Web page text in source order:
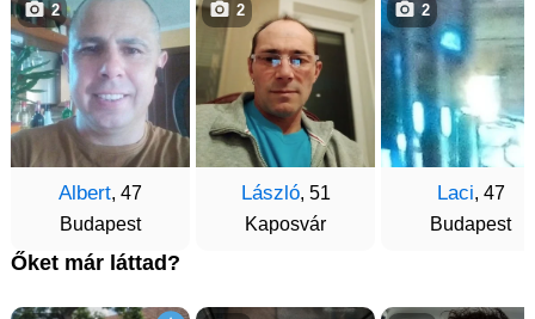
Albert, 47
Budapest
2
László, 51
Kaposvár
2
Laci, 47
Budapest
2
Őket már láttad?